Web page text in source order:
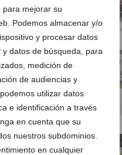
mejorar su
Podemos almacenar y/o
y procesar datos
datos de búsqueda, para
medición de
de audiencias y
utilizar datos
e identificación a través
en cuenta que su
nuestros subdominios.
en cualquier
decorxàbia
Caja pinturas óleo Decorxabia